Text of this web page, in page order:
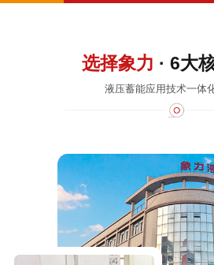
选择象力 · 6大
液压蓄能应用技术一体